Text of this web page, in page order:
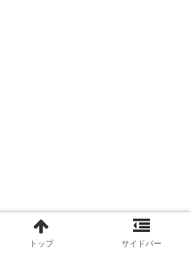
トップ サイドバー